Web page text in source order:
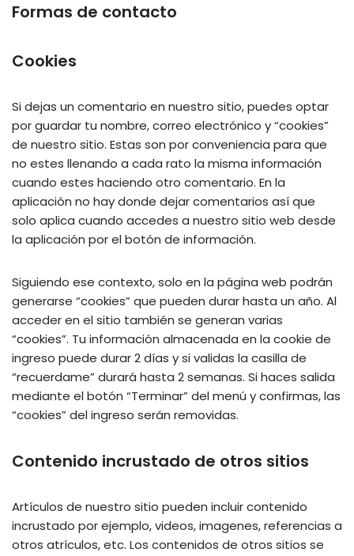
Formas de contacto
Cookies
Si dejas un comentario en nuestro sitio, puedes optar
por guardar tu nombre, correo electrónico y “cookies”
de nuestro sitio. Estas son por conveniencia para que
no estes llenando a cada rato la misma información
cuando estes haciendo otro comentario. En la
aplicación no hay donde dejar comentarios así que
solo aplica cuando accedes a nuestro sitio web desde
la aplicación por el botón de información.
Siguiendo ese contexto, solo en la página web podrán
generarse “cookies” que pueden durar hasta un año. Al
acceder en el sitio también se generan varias
“cookies”. Tu información almacenada en la cookie de
ingreso puede durar 2 días y si validas la casilla de
“recuerdame” durará hasta 2 semanas. Si haces salida
mediante el botón “Terminar” del menú y confirmas, las
“cookies” del ingreso serán removidas.
Contenido incrustado de otros sitios
Artículos de nuestro sitio pueden incluir contenido
incrustado por ejemplo, videos, imagenes, referencias a
otros atrículos, etc. Los contenidos de otros sitios se